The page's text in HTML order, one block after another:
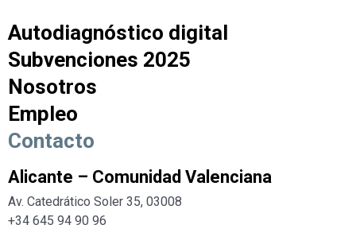
Autodiagnóstico digital
Subvenciones 2025
Nosotros
Empleo
Contacto
Alicante – Comunidad Valenciana
Av. Catedrático Soler 35, 03008
+34 645 94 90 96